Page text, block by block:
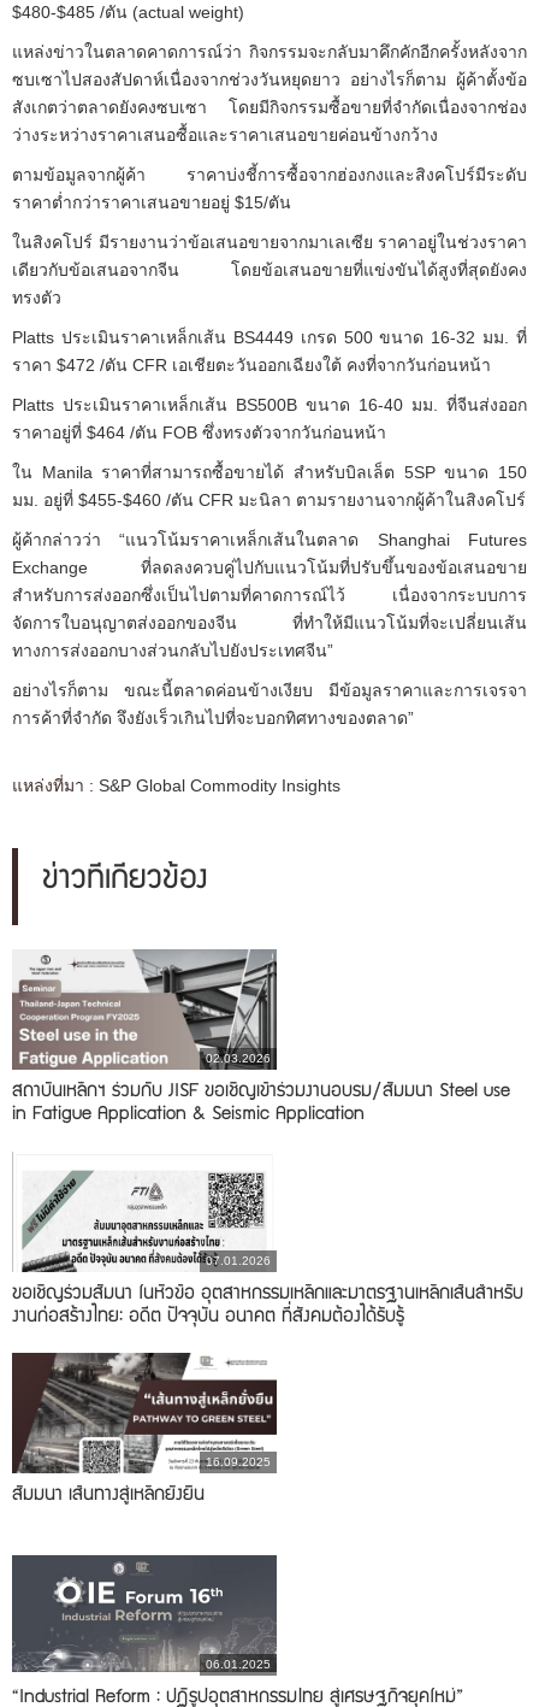
$480-$485 /ตัน (actual weight)
แหล่งข่าวในตลาดคาดการณ์ว่า กิจกรรมจะกลับมาคึกคักอีกครั้งหลังจาก
ซบเซาไปสองสัปดาห์เนื่องจากช่วงวันหยุดยาว อย่างไรก็ตาม ผู้ค้าตั้งข้อ
สังเกตว่าตลาดยังคงซบเซา โดยมีกิจกรรมซื้อขายที่จำกัดเนื่องจากช่อง
ว่างระหว่างราคาเสนอซื้อและราคาเสนอขายค่อนข้างกว้าง
ตามข้อมูลจากผู้ค้า ราคาบ่งชี้การซื้อจากฮ่องกงและสิงคโปร์มีระดับ
ราคาต่ำกว่าราคาเสนอขายอยู่ $15/ตัน
ในสิงคโปร์ มีรายงานว่าข้อเสนอขายจากมาเลเซีย ราคาอยู่ในช่วงราคา
เดียวกับข้อเสนอจากจีน โดยข้อเสนอขายที่แข่งขันได้สูงที่สุดยังคง
ทรงตัว
Platts ประเมินราคาเหล็กเส้น BS4449 เกรด 500 ขนาด 16-32 มม. ที่
ราคา $472 /ตัน CFR เอเชียตะวันออกเฉียงใต้ คงที่จากวันก่อนหน้า
Platts ประเมินราคาเหล็กเส้น BS500B ขนาด 16-40 มม. ที่จีนส่งออก
ราคาอยู่ที่ $464 /ตัน FOB ซึ่งทรงตัวจากวันก่อนหน้า
ใน Manila ราคาที่สามารถซื้อขายได้ สำหรับบิลเล็ต 5SP ขนาด 150
มม. อยู่ที่ $455-$460 /ตัน CFR มะนิลา ตามรายงานจากผู้ค้าในสิงคโปร์
ผู้ค้ากล่าวว่า “แนวโน้มราคาเหล็กเส้นในตลาด Shanghai Futures
Exchange ที่ลดลงควบคู่ไปกับแนวโน้มที่ปรับขึ้นของข้อเสนอขาย
สำหรับการส่งออกซึ่งเป็นไปตามที่คาดการณ์ไว้ เนื่องจากระบบการ
จัดการใบอนุญาตส่งออกของจีน ที่ทำให้มีแนวโน้มที่จะเปลี่ยนเส้น
ทางการส่งออกบางส่วนกลับไปยังประเทศจีน”
อย่างไรก็ตาม ขณะนี้ตลาดค่อนข้างเงียบ มีข้อมูลราคาและการเจรจา
การค้าที่จำกัด จึงยังเร็วเกินไปที่จะบอกทิศทางของตลาด”
แหล่งที่มา : S&P Global Commodity Insights
ข่าวที่เกี่ยวข้อง
02.03.2026
สถาบันเหล็กฯ ร่วมกับ JISF ขอเชิญเข้าร่วมงานอบรม/สัมมนา Steel use
in Fatigue Application & Seismic Application
07.01.2026
ขอเชิญร่วมสัมนา ในหัวข้อ อุตสาหกรรมเหล็กและมาตรฐานเหล็กเส้นสำหรับ
งานก่อสร้างไทย: อดีต ปัจจุบัน อนาคต ที่สังคมต้องได้รับรู้
16.09.2025
สัมมนา เส้นทางสู่เหล็กยั่งยืน
06.01.2025
“Industrial Reform : ปฏิรูปอุตสาหกรรมไทย สู่เศรษฐกิจยุคใหม่”